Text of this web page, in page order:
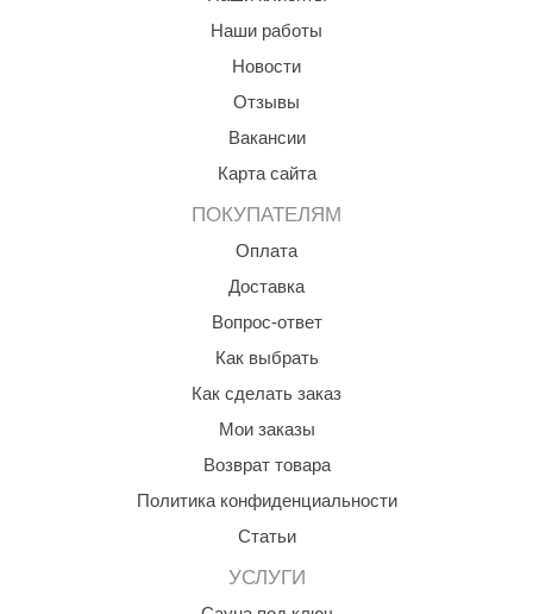
Наши работы
Новости
Отзывы
Вакансии
Карта сайта
ПОКУПАТЕЛЯМ
Оплата
Доставка
Вопрос-ответ
Как выбрать
Как сделать заказ
Мои заказы
Возврат товара
Политика конфиденциальности
Статьи
УСЛУГИ